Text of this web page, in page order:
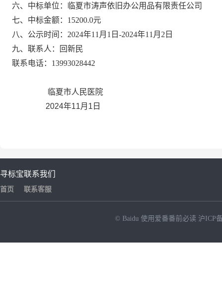
六、中标单位：临夏市涛声依旧办公用品有限责任公司
七、中标金额：15200.0元
八、公示时间： 2024年11月1日-2024年11月2日
九、联系人：回新民
联系电话： 13993028442
临夏市人民医院
2024年11月1日
寻标宝
首页
联系我们
联系客服
© Baidu 使用爱番番前必读 沪ICP